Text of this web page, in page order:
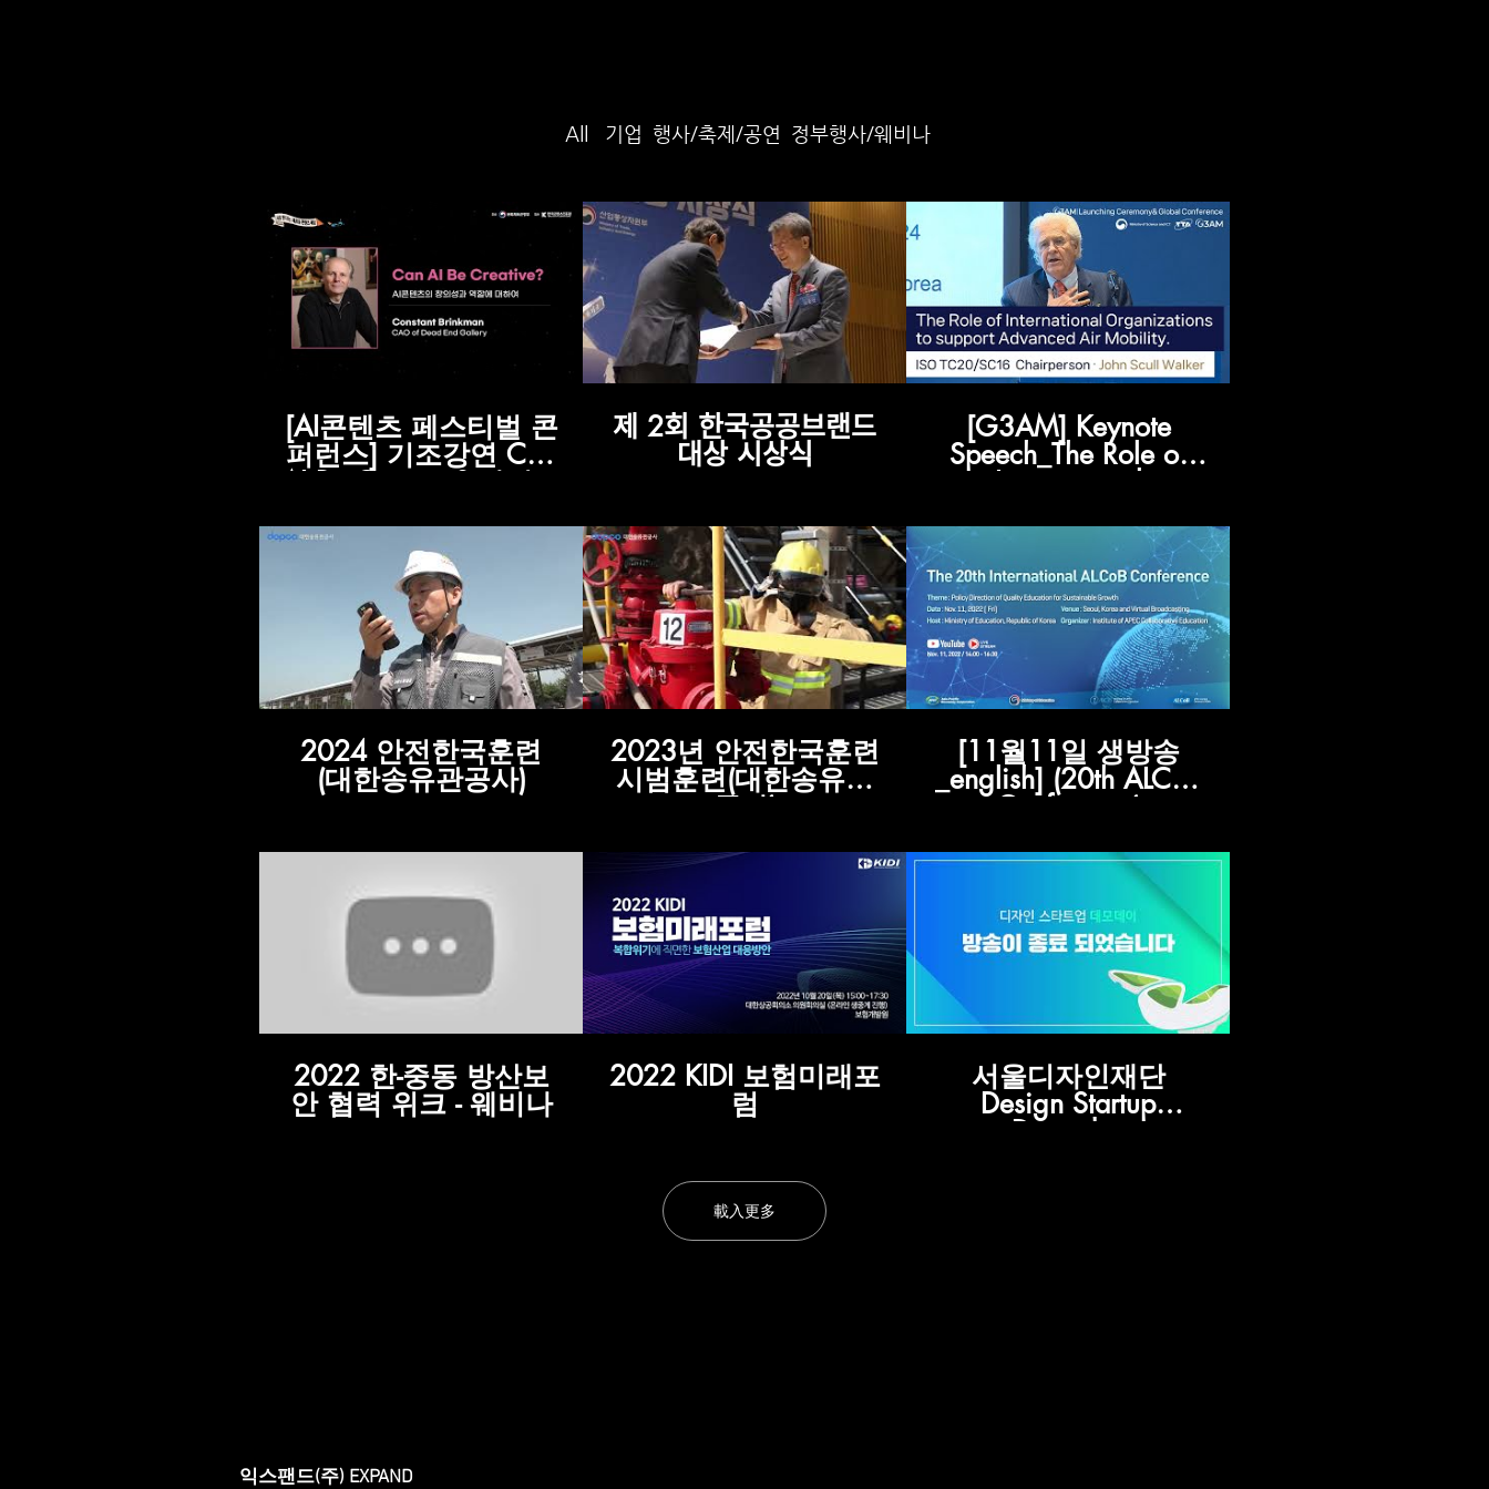
All 기업 행사/축제/공연 정부행사/웨비나
[AI콘텐츠 페스티벌 콘
퍼런스] 기조강연 Can
AI Be Creative? 다시보
제 2회 한국공공브랜드
대상 시상식
[G3AM] Keynote
Speech_The Role of
International
support Advanced Air
Mobility
2024 안전한국훈련
(대한송유관공사)
2023년 안전한국훈련
시범훈련(대한송유관
공사)
[11월11일 생방송
_english] (20th ALCoB
Conference)
2022 한-중동 방산보
안 협력 위크 - 웨비나
2022 KIDI 보험미래포
럼
서울디자인재단
Design Startup
Demoday
載入更多
익스팬드(주) EXPAND